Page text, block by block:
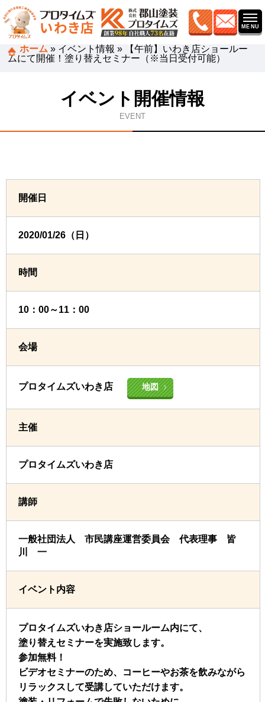
ホーム » イベント情報 »
【午前】いわき店ショールー
ムにて開催！塗り替えセミナー（※当日受付可能）
イベント開催情報
EVENT
開催日
2020/01/26（日）
時間
10：00～11：00
会場
プロタイムズいわき店 地図
主催
プロタイムズいわき店
講師
一般社団法人 市民講座運営委員会 代表理事 皆
川 一
イベント内容
プロタイムズいわき店ショールーム内にて、
塗り替えセミナーを実施致します。
参加無料！
ビデオセミナーのため、コーヒーやお茶を飲みながら
リラックスして受講していただけます。